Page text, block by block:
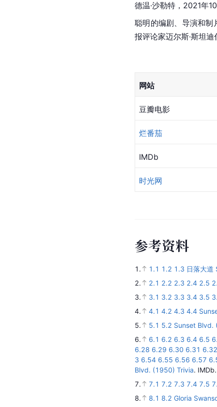
德温·沙勒特，2021年
聪明的编剧、导演和制
报评论家迈尔斯·斯坦
网站
豆瓣电影
烂番茄
IMDb
时光网
参考资料
1. 1.1 1.2 1.3 日落大
2.
2.1 2.2 2.3 2.4 2.5
3.
3.1 3.2 3.3 3.4 3.5
4.
4.1 4.2 4.3 4.4
5.
5.1 5.2 Sunset Blvd.
6.
6.1 6.2 6.3 6.4 6.5
6.28 6.29 6.30 6.31 6.32
3 6.54 6.55 6.56 6.57
Blvd. (1950) Trivia.
7.
7.1 7.2 7.3 7.4 7.5
8.
8.1 8.2 Gloria